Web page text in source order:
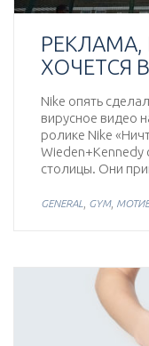
ХОЧЕТСЯ
Nike опять
вирусное видео
ролике Nike
Wieden+Kennedy
столицы. Они
GENERAL GYM,